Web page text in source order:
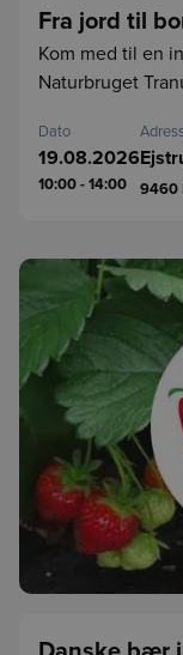
Fra jord til
Kom med til en
Naturbruget
Dato
19.08.2026
10:00 - 14:00 9460